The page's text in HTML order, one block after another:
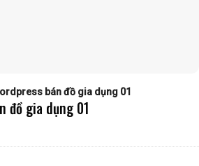
bán đồ gia dụng 01
đồ gia dụng 01